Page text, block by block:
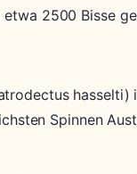
etwa 2500 Bisse
hasselti)
Spinnen